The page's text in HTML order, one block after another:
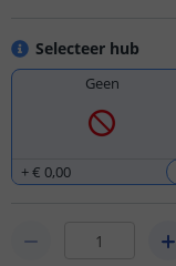
Selecteer hub
Geen
+€ 0,00